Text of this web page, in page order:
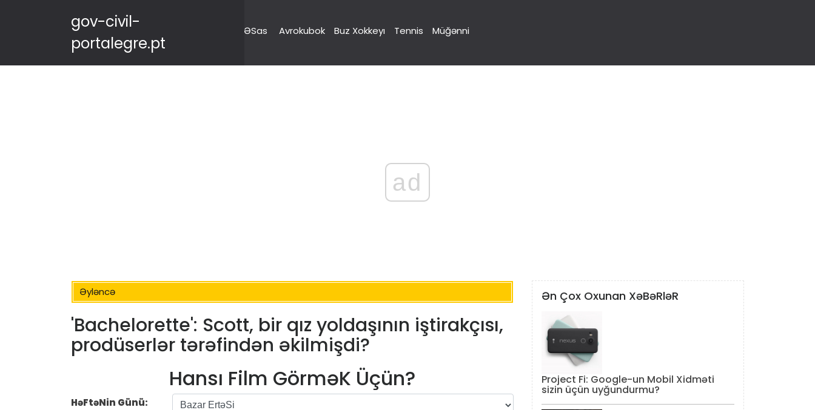
gov-civil-
portalegre.pt
ƏSas Avrokubok Buz Xokkeyı Tennis Müğənni
ad
Əyləncə
'Bachelorette': Scott, bir qız yoldaşının iştirakçısı,
prodüserlər tərəfindən əkilmişdi?
Hansı Film GörməK Üçün?
HəFtəNin Günü:
Ən Çox Oxunan XəBəRləR
Project Fi: Google-un Mobil Xidməti
sizin üçün uyğundurmu?